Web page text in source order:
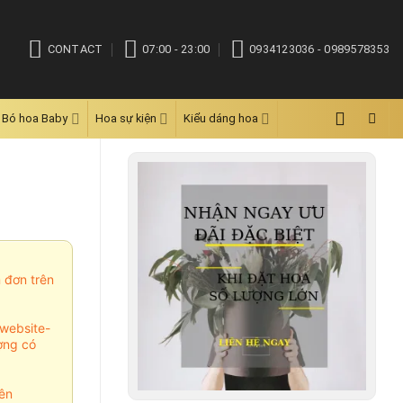
CONTACT 07:00 - 23:00 0934123036 - 0989578353
Bó hoa Baby Hoa sự kiện Kiểu dáng hoa
đơn trên
có